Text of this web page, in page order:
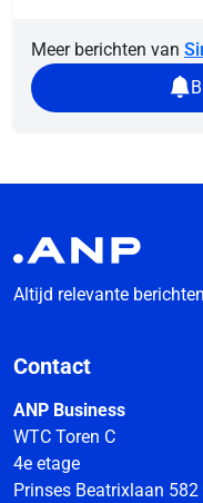
Meer berichten van
Altijd relevante
Contact
ANP Business
WTC Toren C
4e etage
Prinses Beatrixlaan 582